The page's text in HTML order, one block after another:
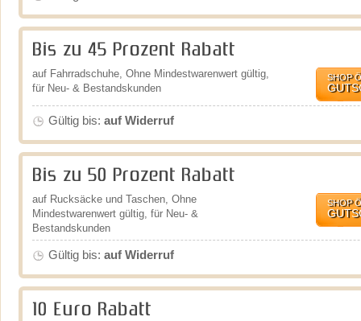
Bis zu 45 Prozent Rabatt
auf Fahrradschuhe, Ohne Mindestwarenwert gültig,
für Neu- & Bestandskunden
SHOP
Gültig bis: auf Widerruf
Bis zu 50 Prozent Rabatt
auf Rucksäcke und Taschen, Ohne
Mindestwarenwert gültig, für Neu- &
Bestandskunden
SHOP
Gültig bis: auf Widerruf
10 Euro Rabatt